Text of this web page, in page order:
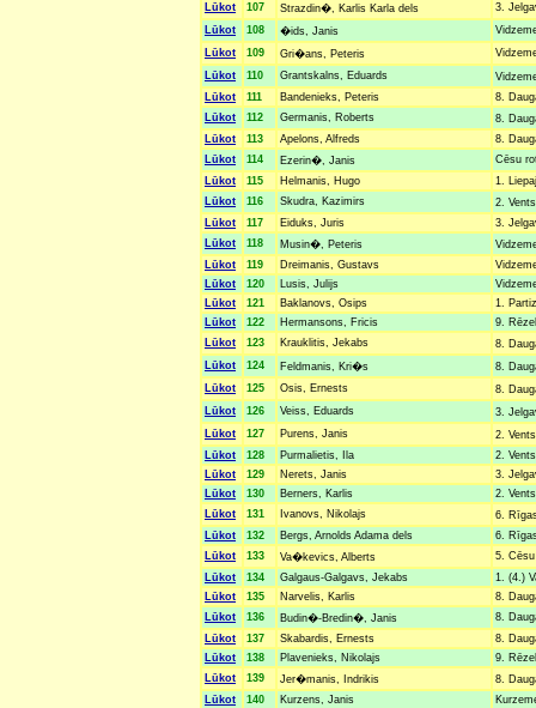
Lūkot
107 Strazdin�, Karlis Karla dels
3.
Lūkot
108 �ids, Janis
Lūkot
109 Gri�ans, Peteris
Lūkot
110 Grantskalns, Eduards
Lūkot
111 Bandenieks, Peteris
8.
Lūkot
112 Germanis, Roberts
8.
Lūkot
113 Apelons, Alfreds
8.
Lūkot
114 Ezerin�, Janis
Cēsu
Lūkot
115 Helmanis, Hugo
1.
Lūkot
116 Skudra, Kazimirs
2.
Lūkot
117 Eiduks, Juris
3.
Lūkot
118 Musin�, Peteris
Lūkot
119 Dreimanis, Gustavs
Lūkot
120 Lusis, Julijs
Lūkot
121 Baklanovs, Osips
1.
Lūkot
122 Hermansons, Fricis
9.
Lūkot
123 Krauklitis, Jekabs
8.
Lūkot
124 Feldmanis, Kri�s
8.
Lūkot
125 Osis, Ernests
8.
Lūkot
126 Veiss, Eduards
3.
Lūkot
127 Purens, Janis
2.
Lūkot
128 Purmalietis, Ila
2.
Lūkot
129 Nerets, Janis
3.
Lūkot
130 Berners, Karlis
2.
Lūkot
131 Ivanovs, Nikolajs
6.
Lūkot
132 Bergs, Arnolds Adama dels
6.
Lūkot
133 Va�kevics, Alberts
5.
Lūkot
134 Galgaus-Galgavs, Jekabs
1. (4.)
Lūkot
135 Narvelis, Karlis
8.
Lūkot
136 Budin�-Bredin�, Janis
8.
Lūkot
137 Skabardis, Ernests
8.
Lūkot
138 Plavenieks, Nikolajs
9.
Lūkot
139 Jer�manis, Indrikis
8.
Lūkot
140 Kurzens, Janis